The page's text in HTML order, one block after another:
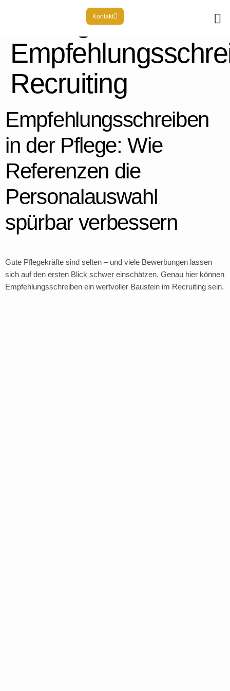
Kontakt
Schlagwort:
Recruiting
Empfehlungsschreiben
in der Pflege: Wie
Referenzen die
Personalauswahl
spürbar verbessern
Gute Pflegekräfte sind selten – und viele Bewerbungen lassen
sich auf den ersten Blick schwer einschätzen. Genau hier können
Empfehlungsschreiben ein wertvoller Baustein im Recruiting sein.